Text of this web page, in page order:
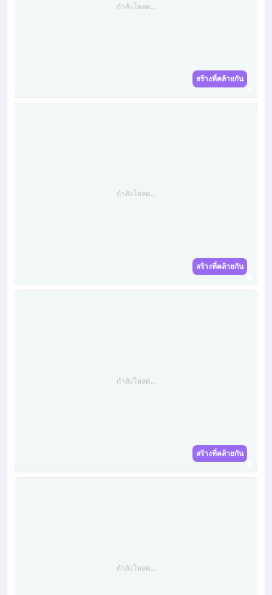
กำลังโหลด...
สร้างที่คล้ายกัน
กำลังโหลด...
สร้างที่คล้ายกัน
กำลังโหลด...
สร้างที่คล้ายกัน
กำลังโหลด...